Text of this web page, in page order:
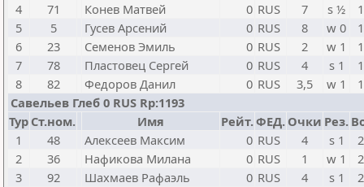
4
71 Конев Матвей 0 RUS 7 s ½
1
5
5 Гусев Арсений 0 RUS 8 w 0
1
6
23 Семенов Эмиль 0 RUS 2 w 1
1
7
78 Пластовец Сергей 0 RUS 4 s 1
1
8
82 Федоров Данил 0 RUS 3,5 w 1
1
Савельев Глеб 0 RUS Rp:1193
Тур Ст.ном. Имя Рейт.ФЕД. Очки Рез.
1
48 Алексеев Максим 0 RUS 4 s 1
2
2
36 Нафикова Милана 0 RUS 1 w 1
2
3
92 Шахмаев Рафаэль 0 RUS 4 s 1
2